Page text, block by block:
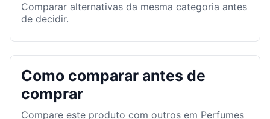
Comparar alternativas da mesma categoria antes
de decidir.
Como comparar antes de
comprar
Compare este produto com outros em Perfumes